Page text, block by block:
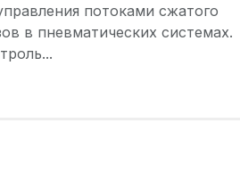
потоками сжатого
в пневматических системах.